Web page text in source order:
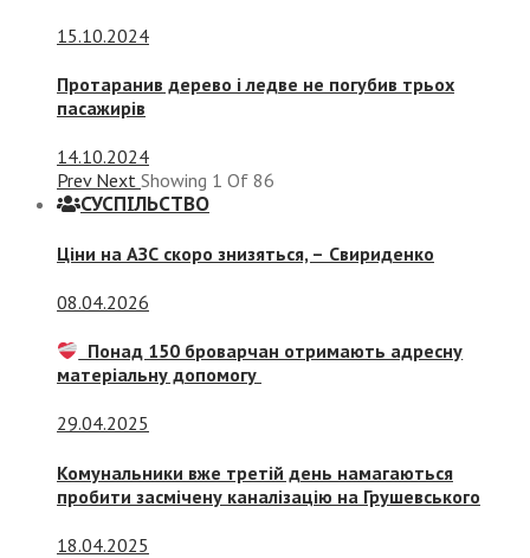
15.10.2024
Протаранив дерево і ледве не погубив трьох
пасажирів
14.10.2024
Prev Next Showing 1 Of 86
СУСПIЛЬСТВО
Ціни на АЗС скоро знизяться, – Свириденко
08.04.2026
Понад 150 броварчан отримають адресну
матеріальну допомогу
29.04.2025
Комунальники вже третій день намагаються
пробити засмічену каналізацію на Грушевського
18.04.2025